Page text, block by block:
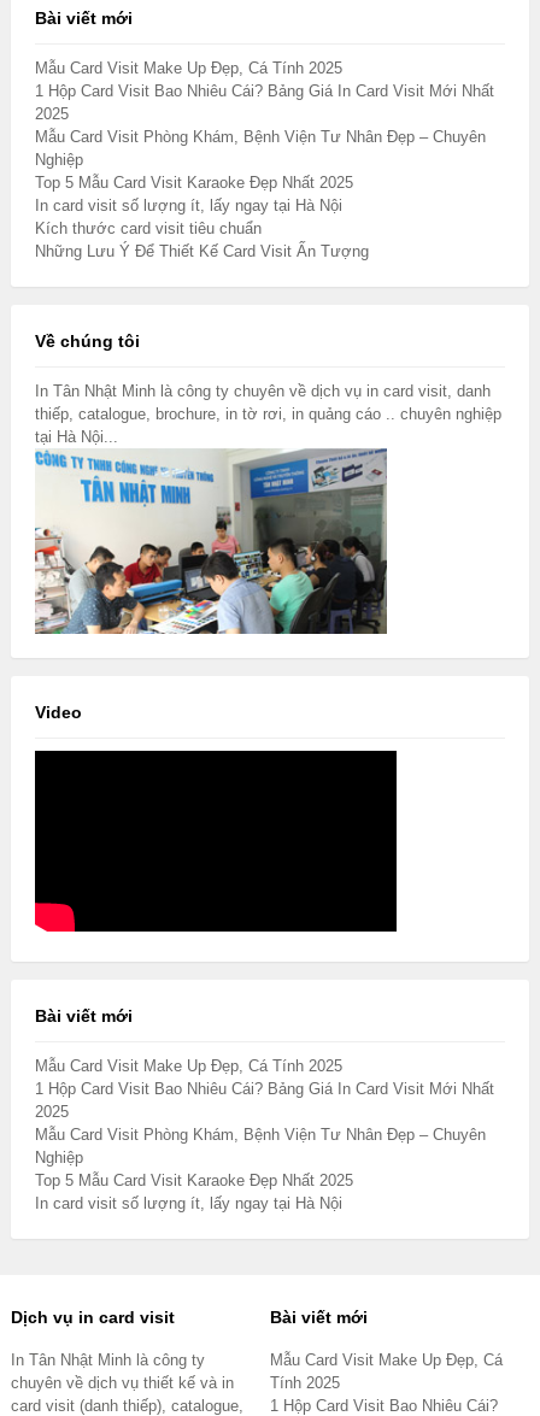
Bài viết mới
Mẫu Card Visit Make Up Đẹp, Cá Tính 2025
1 Hộp Card Visit Bao Nhiêu Cái? Bảng Giá In Card Visit Mới Nhất
2025
Mẫu Card Visit Phòng Khám, Bệnh Viện Tư Nhân Đẹp – Chuyên
Nghiệp
Top 5 Mẫu Card Visit Karaoke Đẹp Nhất 2025
In card visit số lượng ít, lấy ngay tại Hà Nội
Kích thước card visit tiêu chuẩn
Những Lưu Ý Để Thiết Kế Card Visit Ấn Tượng
Về chúng tôi
In Tân Nhật Minh là công ty chuyên về dịch vụ in card visit, danh
thiếp, catalogue, brochure, in tờ rơi, in quảng cáo .. chuyên nghiệp
tại Hà Nội...
Video
Bài viết mới
Mẫu Card Visit Make Up Đẹp, Cá Tính 2025
1 Hộp Card Visit Bao Nhiêu Cái? Bảng Giá In Card Visit Mới Nhất
2025
Mẫu Card Visit Phòng Khám, Bệnh Viện Tư Nhân Đẹp – Chuyên
Nghiệp
Top 5 Mẫu Card Visit Karaoke Đẹp Nhất 2025
In card visit số lượng ít, lấy ngay tại Hà Nội
Dịch vụ in card visit
In Tân Nhật Minh là công ty
chuyên về dịch vụ thiết kế và in
card visit (danh thiếp), catalogue,
Bài viết mới
Mẫu Card Visit Make Up Đẹp, Cá
Tính 2025
1 Hộp Card Visit Bao Nhiêu Cái?